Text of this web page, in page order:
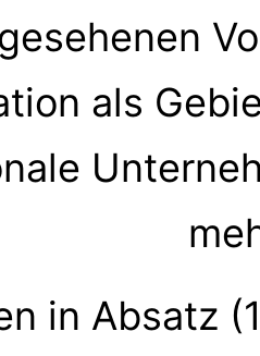
als
in Absatz